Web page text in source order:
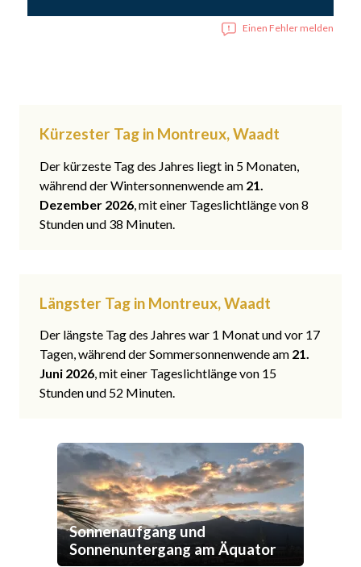
Einen Fehler melden
Kürzester Tag in Montreux, Waadt
Der kürzeste Tag des Jahres liegt in 5 Monaten,
während der Wintersonnenwende am 21.
Dezember 2026, mit einer Tageslichtlänge von 8
Stunden und 38 Minuten.
Längster Tag in Montreux, Waadt
Der längste Tag des Jahres war 1 Monat und vor 17
Tagen, während der Sommersonnenwende am 21.
Juni 2026, mit einer Tageslichtlänge von 15
Stunden und 52 Minuten.
Sonnenaufgang und
Sonnenuntergang am Äquator